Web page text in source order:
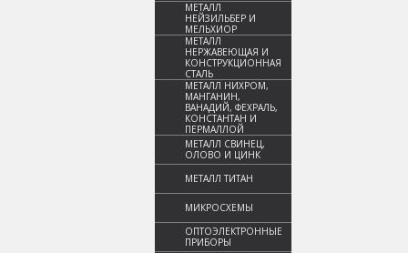
МЕТАЛЛ
НЕЙЗИЛЬБЕР И
МЕЛЬХИОР
МЕТАЛЛ
НЕРЖАВЕЮЩАЯ И
КОНСТРУКЦИОННАЯ
СТАЛЬ
МЕТАЛЛ НИХРОМ,
МАНГАНИН,
ВАНАДИЙ, ФЕХРАЛЬ,
КОНСТАНТАН И
ПЕРМАЛЛОЙ
МЕТАЛЛ СВИНЕЦ,
ОЛОВО И ЦИНК
МЕТАЛЛ ТИТАН
МИКРОСХЕМЫ
ОПТОЭЛЕКТРОННЫЕ
ПРИБОРЫ